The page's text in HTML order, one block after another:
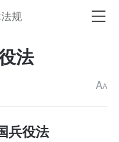
规
法
AA
兵役法